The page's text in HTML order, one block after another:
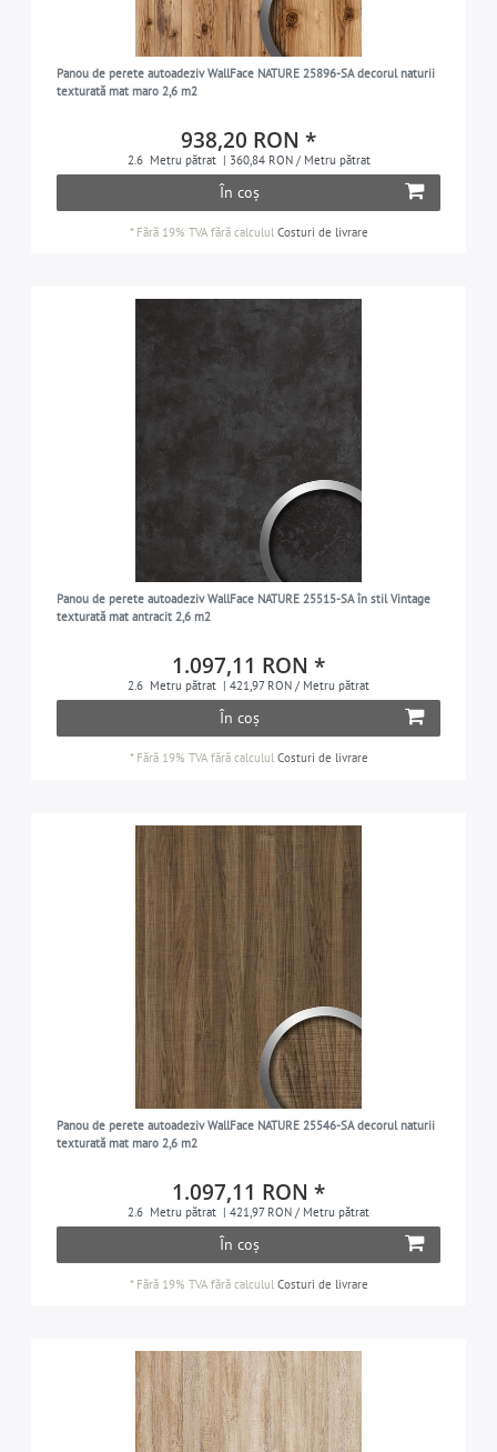
Panou de perete autoadeziv WallFace NATURE 25896-SA decorul naturii
texturată mat maro 2,6 m2
938,20 RON *
2.6 Metru pătrat | 360,84 RON / Metru pătrat
În coș
* Fără 19% TVAfără calculul Costuri de livrare
Panou de perete autoadeziv WallFace NATURE 25515-SA în stil Vintage
texturată mat antracit 2,6 m2
1.097,11 RON *
2.6 Metru pătrat | 421,97 RON / Metru pătrat
În coș
* Fără 19% TVAfără calculul Costuri de livrare
Panou de perete autoadeziv WallFace NATURE 25546-SA decorul naturii
texturată mat maro 2,6 m2
1.097,11 RON *
2.6 Metru pătrat | 421,97 RON / Metru pătrat
În coș
* Fără 19% TVAfără calculul Costuri de livrare